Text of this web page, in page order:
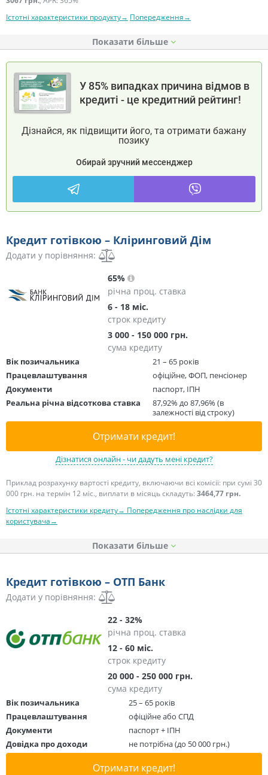
Істотні характеристики продукту→ Попередження→
Показати
У 85% випадках причина відмов в
кредиті - це кредитний рейтинг!
Дізнайся, як підвищити його, та отримати бажану
позику
Обирай зручний мессенджер
Кредит готівкою – Кліринговий Дім
Додати у порівняння:
65%
річна проц. ставка
6 - 18 міс.
строк кредиту
3 000 - 150 000 грн.
сума кредиту
Вік позичальника
21 – 65 років
Працевлаштування
офіційне, ФОП, пенсіонер
Документи
паспорт, ІПН
Реальна річна відсоткова ставка
87,92% до 87,96% (в
залежності від строку)
Отримати кредит!
Дізнатися онлайн - чи дадуть мені кредит?
Приклад розрахунку вартості кредиту, включаючи всі комісії: при сумі 30
000 грн. на термін 12 міс., виплати в місяць складуть: 3464,77 грн.
Істотні характеристики кредиту→ Попередження про наслідки для
користувача→
Показати
Кредит готівкою – ОТП Банк
Додати у порівняння:
22 - 32%
річна проц. ставка
12 - 60 міс.
строк кредиту
20 000 - 250 000 грн.
сума кредиту
Вік позичальника
25 – 65 років
Працевлаштування
офіційне або СПД
Документи
паспорт + ІПН
Довідка про доходи
не потрібна (до 50 000 грн.)
Отримати кредит!